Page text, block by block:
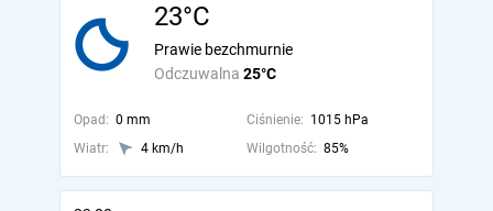
23°C
Odczuwalna 25°C
Prawie bezchmurnie
Opad: 0 mm Ciśnienie: 1015 hPa
Wiatr:
4 km/h Wilgotność: 85%